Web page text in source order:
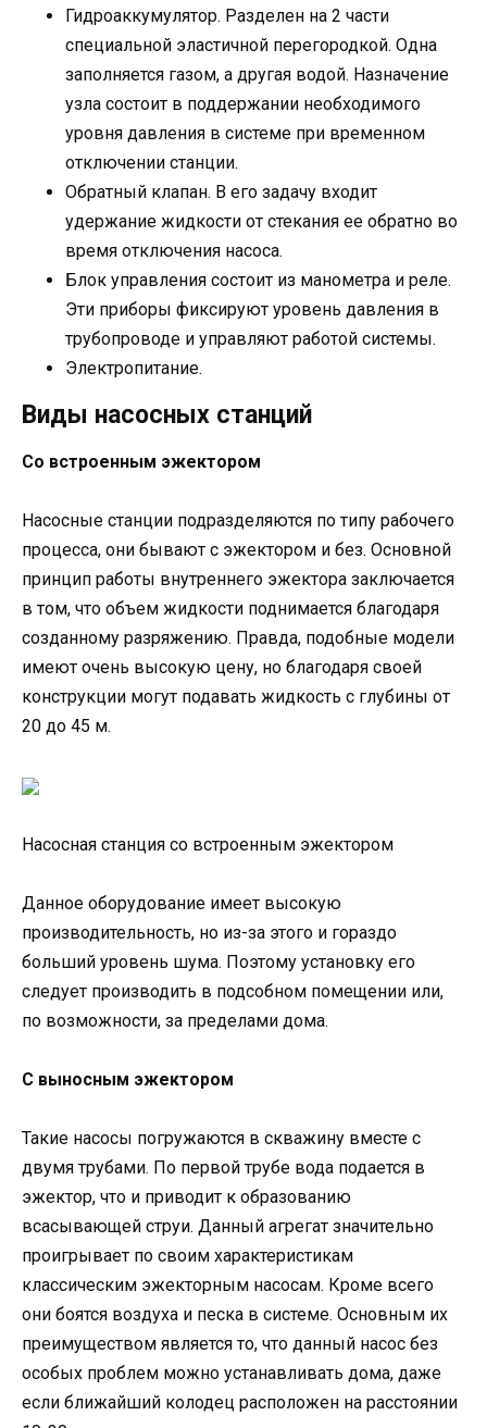
Гидроаккумулятор. Разделен на 2 части
специальной эластичной перегородкой. Одна
заполняется газом, а другая водой. Назначение
узла состоит в поддержании необходимого
уровня давления в системе при временном
отключении станции.
Обратный клапан. В его задачу входит
удержание жидкости от стекания ее обратно во
время отключения насоса.
Блок управления состоит из манометра и реле.
Эти приборы фиксируют уровень давления в
трубопроводе и управляют работой системы.
Электропитание.
Виды насосных станций
Со встроенным эжектором
Насосные станции подразделяются по типу рабочего
процесса, они бывают с эжектором и без. Основной
принцип работы внутреннего эжектора заключается
в том, что объем жидкости поднимается благодаря
созданному разряжению. Правда, подобные модели
имеют очень высокую цену, но благодаря своей
конструкции могут подавать жидкость с глубины от
20 до 45 м.
Насосная станция со встроенным эжектором
Данное оборудование имеет высокую
производительность, но из-за этого и гораздо
больший уровень шума. Поэтому установку его
следует производить в подсобном помещении или,
по возможности, за пределами дома.
С выносным эжектором
Такие насосы погружаются в скважину вместе с
двумя трубами. По первой трубе вода подается в
эжектор, что и приводит к образованию
всасывающей струи. Данный агрегат значительно
проигрывает по своим характеристикам
классическим эжекторным насосам. Кроме всего
они боятся воздуха и песка в системе. Основным их
преимуществом является то, что данный насос без
особых проблем можно устанавливать дома, даже
если ближайший колодец расположен на расстоянии